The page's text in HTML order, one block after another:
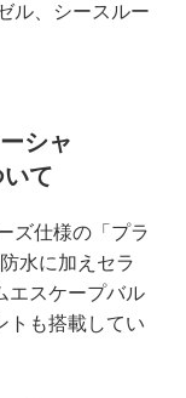
ル、シースルー
シャ
て
ズ仕様の「プラ
水に加えセラ
エスケープバル
トも搭載してい